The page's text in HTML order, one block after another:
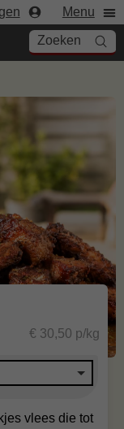
Menu
Zoeken
€ 30,50 p/kg
vlees die tot